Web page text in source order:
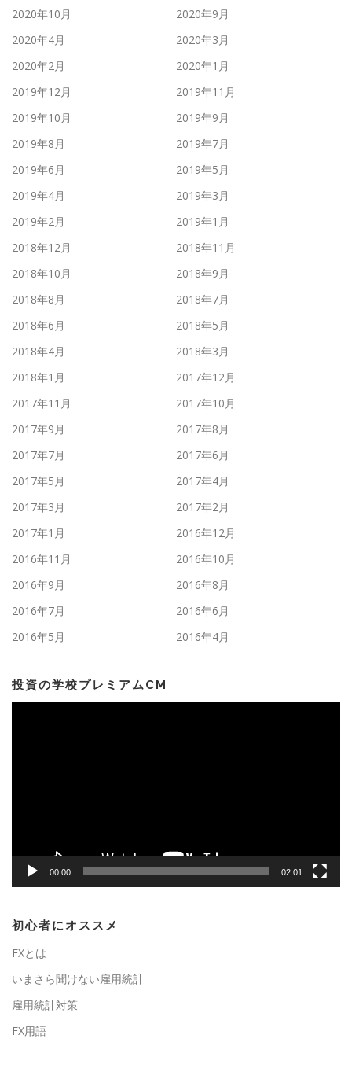
2020年10月
2020年9月
2020年4月
2020年3月
2020年2月
2020年1月
2019年12月
2019年11月
2019年10月
2019年9月
2019年8月
2019年7月
2019年6月
2019年5月
2019年4月
2019年3月
2019年2月
2019年1月
2018年12月
2018年11月
2018年10月
2018年9月
2018年8月
2018年7月
2018年6月
2018年5月
2018年4月
2018年3月
2018年1月
2017年12月
2017年11月
2017年10月
2017年9月
2017年8月
2017年7月
2017年6月
2017年5月
2017年4月
2017年3月
2017年2月
2017年1月
2016年12月
2016年11月
2016年10月
2016年9月
2016年8月
2016年7月
2016年6月
2016年5月
2016年4月
投資の学校プレミアムCM
00:00 02:01
初心者にオススメ
FXとは
いまさら聞けない雇用統計
雇用統計対策
FX用語